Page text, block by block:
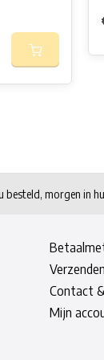
besteld, morgen in
Contact
Mijn